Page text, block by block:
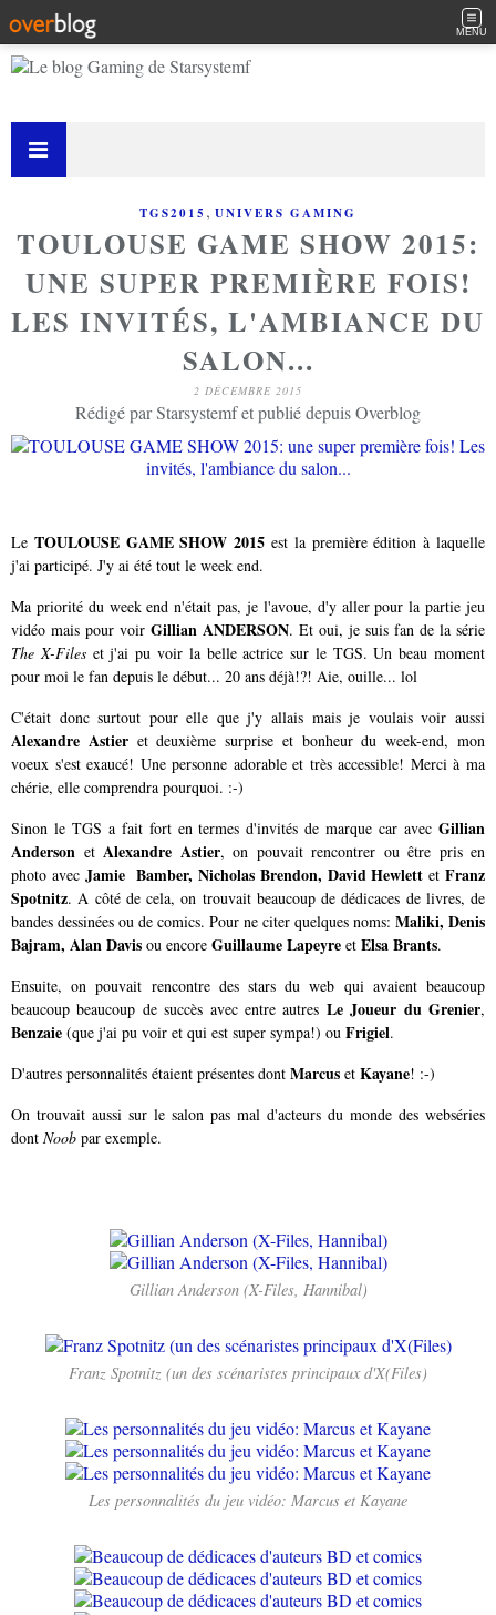
MENU
TGS2015 , UNIVERS GAMING
TOULOUSE GAME SHOW 2015:
UNE SUPER PREMIÈRE FOIS!
LES INVITÉS, L'AMBIANCE DU
SALON...
2 DÉCEMBRE 2015
Rédigé par Starsystemf et publié depuis Overblog
Le TOULOUSE GAME SHOW 2015 est la première édition à laquelle
j'ai participé. J'y ai été tout le week end.
Ma priorité du week end n'était pas, je l'avoue, d'y aller pour la partie jeu
vidéo mais pour voir Gillian ANDERSON. Et oui, je suis fan de la série
The X-Fileset j'ai pu voir la belle actrice sur le TGS. Un beau moment
pour moi le fan depuis le début... 20 ans déjà!?! Aie, ouille... lol
C'était donc surtout pour elle que j'y allais mais je voulais voir aussi
Alexandre Astier et deuxième surprise et bonheur du week-end, mon
voeux s'est exaucé! Une personne adorable et très accessible! Merci à ma
chérie, elle comprendra pourquoi. :-)
Sinon le TGS a fait fort en termes d'invités de marque car avec Gillian
Anderson et Alexandre Astier, on pouvait rencontrer ou être pris en
photo avec Jamie Bamber, Nicholas Brendon, David Hewlett etFranz
Spotnitz. A côté de cela, on trouvait beaucoup de dédicaces de livres, de
bandes dessinées ou de comics. Pour ne citer quelques noms: Maliki, Denis
Bajram, Alan Davis ou encore Guillaume Lapeyre et Elsa Brants.
Ensuite, on pouvait rencontre des stars du web qui avaient beaucoup
beaucoup beaucoup de succès avec entre autres Le Joueur du Grenier,
Benzaie (que j'ai pu voir et qui est super sympa!) ou Frigiel.
D'autres personnalités étaient présentes dont Marcus et Kayane! :-)
On trouvait aussi sur le salon pas mal d'acteurs du monde des webséries
dont Noob par exemple.
Gillian Anderson (X-Files, Hannibal)
Franz Spotnitz (un des scénaristes principaux d'X(Files)
Les personnalités du jeu vidéo: Marcus et Kayane